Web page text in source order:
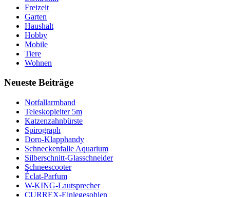
Freizeit
Garten
Haushalt
Hobby
Mobile
Tiere
Wohnen
Neueste Beiträge
Notfallarmband
Teleskopleiter 5m
Katzenzahnbürste
Spirograph
Doro-Klapphandy
Schneckenfalle Aquarium
Silberschnitt-Glasschneider
Schneescooter
Éclat-Parfum
W-KING-Lautsprecher
CURREX-Einlegesohlen